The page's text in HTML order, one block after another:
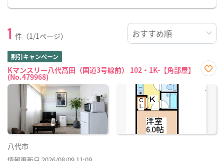
1 件（1/1ページ）
割引キャンペーン
Kマンスリー八代高田（国道3号線前） 102・1K-【角部屋】
(No.479968)
に入
り登
八代市